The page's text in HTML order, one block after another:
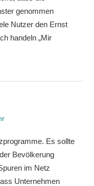
genommen
Nutzer den Ernst
handeln „Mir
Es sollte
Bevölkerung
im Netz
Unternehmen